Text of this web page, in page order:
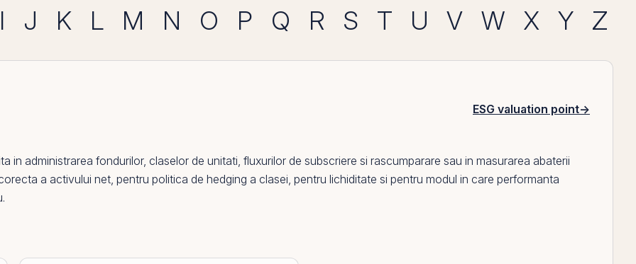
I J K L M N O P Q R S T U V W X Y Z
ESG valuation point→
in administrarea fondurilor, claselor de unitati, fluxurilor de subscriere si rascumparare sau in masurarea abaterii
a activului net, pentru politica de hedging a clasei, pentru lichiditate si pentru modul in care performanta